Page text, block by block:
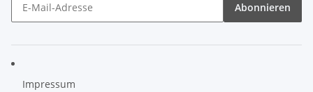
Abonnieren
Impressum